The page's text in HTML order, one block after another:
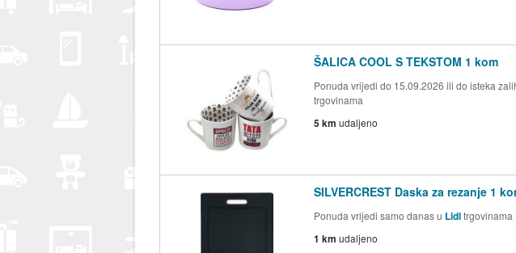
ŠALICA COOL S TEKSTOM 1 kom
Ponuda vrijedi do 15.09.2026 ili do isteka
trgovinama
5 km udaljeno
SILVERCREST Daska za rezanje 1
Ponuda vrijedi samo danas u Lidltrgovinama
1 km udaljeno